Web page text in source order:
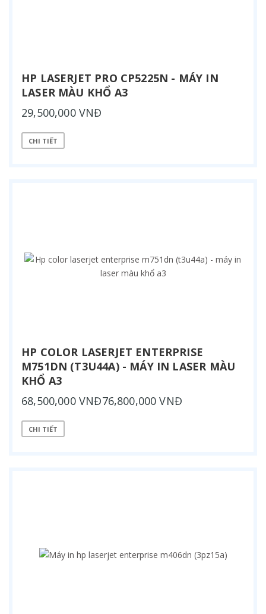
HP LASERJET PRO CP5225N - MÁY IN
LASER MÀU KHỔ A3
29,500,000 VNĐ
CHI TIẾT
HP COLOR LASERJET ENTERPRISE
M751DN (T3U44A) - MÁY IN LASER MÀU
KHỔ A3
68,500,000 VNĐ76,800,000 VNĐ
CHI TIẾT